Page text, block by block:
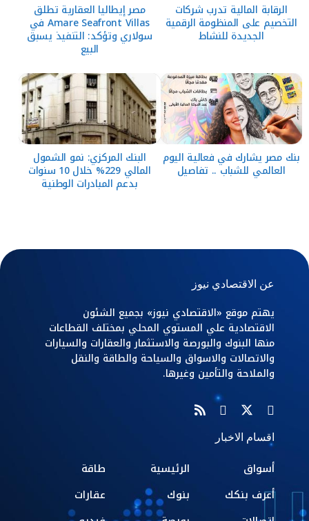
الرقابة المالية تدرب شركات
التخصيم على المنظومة الرقمية
الجديدة للنشاط
مصر إيطاليا العقارية تطلق
Amare Seafront Villas في
سولاري وتؤكد: التنفيذ يسبق
البيع
بنك مصر يشارك في فعالية اليوم
العالمي للشباب .. تفاصيل
البنك المركزي: نمو الشمول
المالي 229% خلال 10 سنوات
بدعم المبادرات الوطنية
عن الاقتصادي نيوز
يهتم موقع «الاقتصادي نيوز» بجميع الشئون
الاقتصادية علي المستوي المحلي بمختلف القطاعات
منها البنوك والبورصة والاستثمار والعقارات والسيارات
والاتصالات والاسواق والسياحة والطاقة والنقل
والملاحة والتأمين وغيرها.
اقسام الاخبار
أسواق
أعرف بنكك
الرئيسية
بنوك
طاقة
عقارات